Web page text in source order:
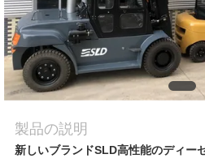
地
図
PRIVACY
POLICY
製品の説明
新しいブランドSLD高性能のディー